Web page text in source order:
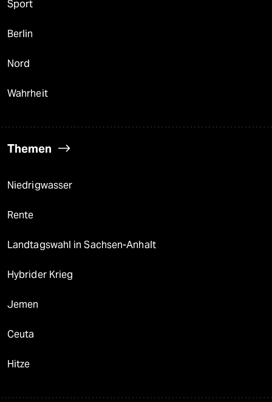
Sport
Berlin
Nord
Wahrheit
Themen
Niedrigwasser
Rente
Landtagswahl in Sachsen-Anhalt
Hybrider Krieg
Jemen
Ceuta
Hitze